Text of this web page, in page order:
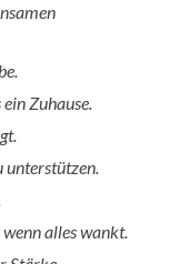
Zuhause.
unterstützen.
alles wankt.